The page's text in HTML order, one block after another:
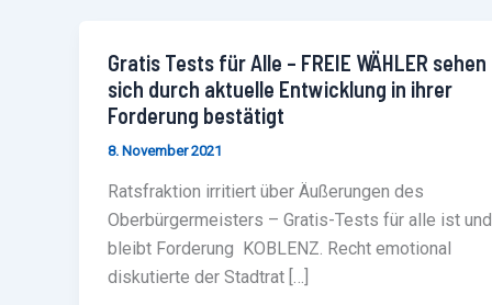
Gratis Tests für Alle – FREIE WÄHLER sehen
sich durch aktuelle Entwicklung in ihrer
Forderung bestätigt
8. November 2021
Ratsfraktion irritiert über Äußerungen des
Oberbürgermeisters – Gratis-Tests für alle ist und
bleibt Forderung KOBLENZ. Recht emotional
diskutierte der Stadtrat […]
Gratis
Tests
für
Alle
–
FREIE
WÄHLER
sehen
sich
durch
aktuelle
Entwicklung
in
ihrer